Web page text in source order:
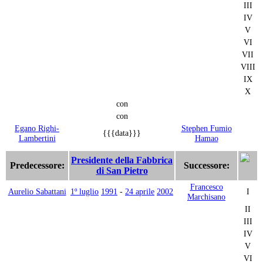
III
IV
V
VI
VII
VIII
IX
X
con
con
Egano Righi-
Lambertini
{{{data}}}
Stephen Fumio
Hamao
Predecessore:
Presidente della Fabbrica
di San Pietro
Successore:
Aurelio Sabattani 1º luglio 1991 - 24 aprile 2002
Francesco
Marchisano
I
II
III
IV
V
VI